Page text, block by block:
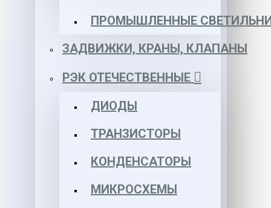
ПРОМЫШЛЕННЫЕ
ЗАДВИЖКИ, КРАНЫ, КЛАПАНЫ
РЭК ОТЕЧЕСТВЕННЫЕ
ДИОДЫ
ТРАНЗИСТОРЫ
КОНДЕНСАТОРЫ
МИКРОСХЕМЫ